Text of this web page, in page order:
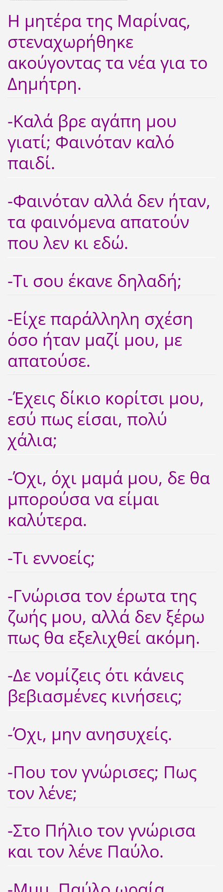
Η μητέρα της Μαρίνας,
στεναχωρήθηκε
ακούγοντας τα νέα για το
Δημήτρη.
-Καλά βρε αγάπη μου
γιατί; Φαινόταν καλό
παιδί.
-Φαινόταν αλλά δεν ήταν,
τα φαινόμενα απατούν
που λεν κι εδώ.
-Τι σου έκανε δηλαδή;
-Είχε παράλληλη σχέση
όσο ήταν μαζί μου, με
απατούσε.
-Έχεις δίκιο κορίτσι μου,
εσύ πως είσαι, πολύ
χάλια;
-Όχι, όχι μαμά μου, δε θα
μπορούσα να είμαι
καλύτερα.
-Τι εννοείς;
-Γνώρισα τον έρωτα της
ζωής μου, αλλά δεν ξέρω
πως θα εξελιχθεί ακόμη.
-Δε νομίζεις ότι κάνεις
βεβιασμένες κινήσεις;
-Όχι, μην ανησυχείς.
-Που τον γνώρισες; Πως
τον λένε;
-Στο Πήλιο τον γνώρισα
και τον λένε Παύλο.